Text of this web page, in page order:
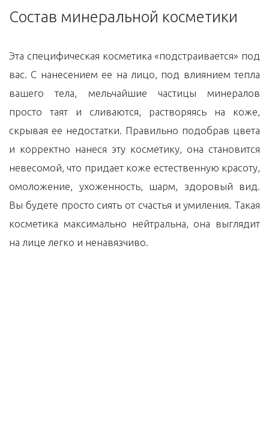
Состав минеральной косметики
Эта специфическая косметика «подстраивается» под
вас. С нанесением ее на лицо, под влиянием тепла
вашего тела, мельчайшие частицы минералов
просто таят и сливаются, растворяясь на коже,
скрывая ее недостатки. Правильно подобрав цвета
и корректно нанеся эту косметику, она становится
невесомой, что придает коже естественную красоту,
омоложение, ухоженность, шарм, здоровый вид.
Вы будете просто сиять от счастья и умиления. Такая
косметика максимально нейтральна, она выглядит
на лице легко и ненавязчиво.